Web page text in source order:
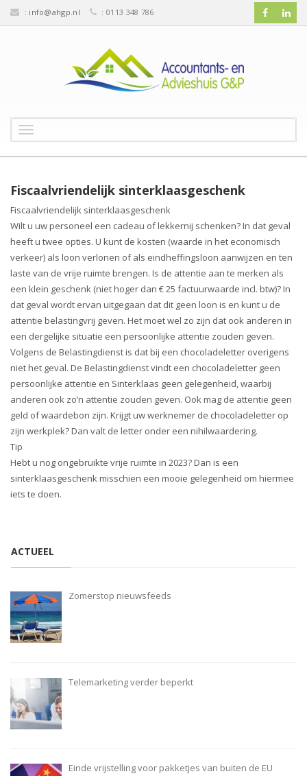
: info@ahgp.nl : 0113 348 786
o
g
l
n
a
v
i
g
t
i
o
n
Fiscaalvriendelijk sinterklaasgeschenk
Fiscaalvriendelijk sinterklaasgeschenk
Wilt u uw personeel een cadeau of lekkernij schenken? In dat geval
heeft u twee opties. U kunt de kosten (waarde in het economisch
verkeer) als loon verlonen of als eindheffingsloon aanwijzen en ten
laste van de vrije ruimte brengen. Is de attentie aan te merken als
een klein geschenk (niet hoger dan € 25 factuurwaarde incl. btw)? In
dat geval wordt ervan uitgegaan dat dit geen loon is en kunt u de
attentie belastingvrij geven. Het moet wel zo zijn dat ook anderen in
een dergelijke situatie een persoonlijke attentie zouden geven.
Volgens de Belastingdienst is dat bij een chocoladeletter overigens
niet het geval. De Belastingdienst vindt een chocoladeletter geen
persoonlijke attentie en Sinterklaas geen gelegenheid, waarbij
anderen ook zo’n attentie zouden geven. Ook mag de attentie geen
geld of waardebon zijn. Krijgt uw werknemer de chocoladeletter op
zijn werkplek? Dan valt de letter onder een nihilwaardering.
Tip
Hebt u nog ongebruikte vrije ruimte in 2023? Dan is een
sinterklaasgeschenk misschien een mooie gelegenheid om hiermee
iets te doen.
ACTUEEL
Zomerstop nieuwsfeeds
Telemarketing verder beperkt
Einde vrijstelling voor pakketjes van buiten de EU